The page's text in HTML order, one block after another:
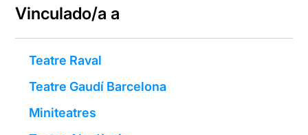
Vinculado/a a
Teatre Raval
Teatre Gaudí Barcelona
Miniteatres